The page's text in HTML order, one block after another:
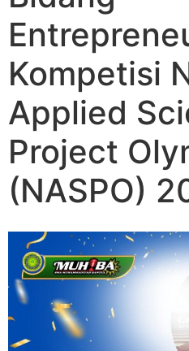
Kompetisi
Applied
Project
(NASPO)